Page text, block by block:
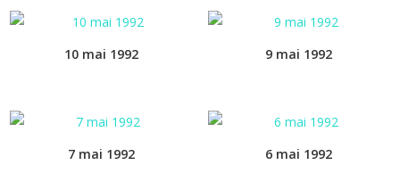
10 mai 1992 9 mai 1992
7 mai 1992 6 mai 1992